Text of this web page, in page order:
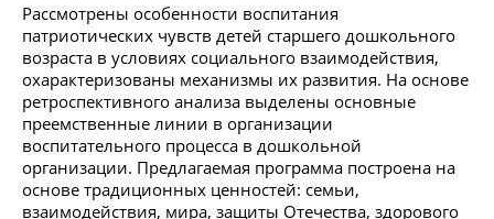
Рассмотрены особенности воспитания
патриотических чувств детей старшего дошкольного
возраста в условиях социального взаимодействия,
охарактеризованы механизмы их развития. На основе
ретроспективного анализа выделены основные
преемственные линии в организации
воспитательного процесса в дошкольной
организации. Предлагаемая программа построена на
основе традиционных ценностей: семьи,
взаимодействия, мира, защиты Отечества, здорового